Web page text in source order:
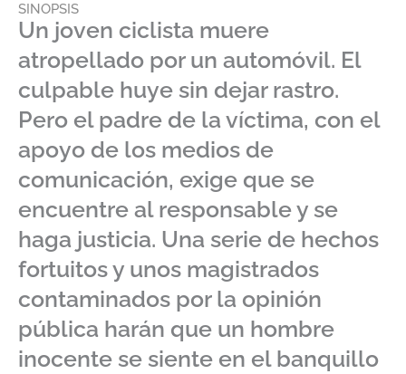
SINOPSIS
Un joven ciclista muere
atropellado por un automóvil. El
culpable huye sin dejar rastro.
Pero el padre de la víctima, con el
apoyo de los medios de
comunicación, exige que se
encuentre al responsable y se
haga justicia. Una serie de hechos
fortuitos y unos magistrados
contaminados por la opinión
pública harán que un hombre
inocente se siente en el banquillo